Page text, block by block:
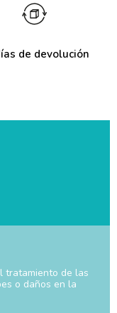
de devolución
tratamiento de las
o daños en la